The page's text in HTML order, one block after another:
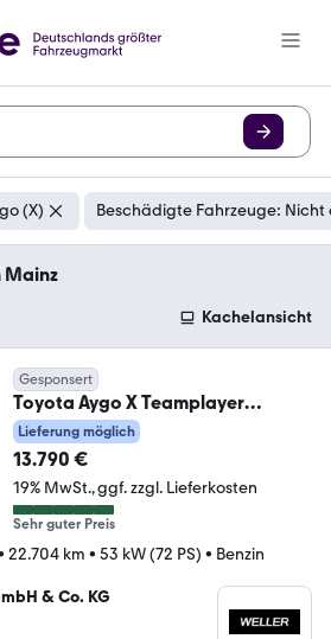
(X) Beschädigte Fahrzeuge: Nicht
Mainz
Kachelansicht
Gesponsert
Toyota Aygo X Teamplayer
*ACC*CarPlay*CAM*SHZ*Bi-
Tone*
Lieferung möglich
13.790 €
19% MwSt. ggf. zzgl. Lieferkosten
Sehr guter Preis
22.704 km • 53 kW (72 PS) • Benzin
& Co. KG